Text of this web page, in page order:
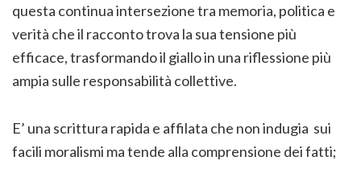
questa continua intersezione tra memoria, politica e
verità che il racconto trova la sua tensione più
efficace, trasformando il giallo in una riflessione più
ampia sulle responsabilità collettive.
E’ una scrittura rapida e affilata che non indugia sui
facili moralismi ma tende alla comprensione dei fatti;